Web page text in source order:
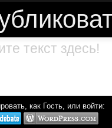
как Гость, или войти: